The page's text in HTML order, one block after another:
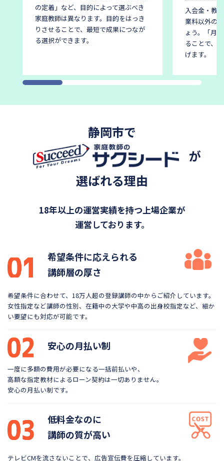
の定着」など、目的によって選ぶべき
家庭教師は異なります。 目的をはっき
りさせることで、最短で成果につなが
る選択ができます。
入会金・教
業料以外の
ょう。
「月
ることで、
げます。
静岡市で
が
選ばれる理由
18年以上の運営実績を持つ上場企業が
運営しております。
希望条件に応えられる
講師層の厚さ
希望条件に合わせて、18万人超の登録講師の中から ご紹介しています。
女性指定など講師の性別、在籍中の大学や中高の出身校指定など、細か
い要望にも対応が可能です。
安心の月払い制
一度に多額の費用が必要になる一括前払いや、
高額な指定教材によるローン契約は一切ありません。
安心の月払い制です。
低料金なのに
講師の質が高い
テレビCMを流さないことで、広告宣伝費を圧縮しています。